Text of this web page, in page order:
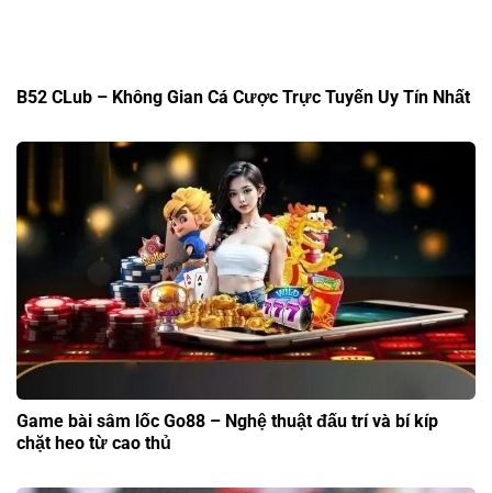
B52 CLub – Không Gian Cá Cược Trực Tuyến Uy Tín Nhất
Game bài sâm lốc Go88 – Nghệ thuật đấu trí và bí kíp
chặt heo từ cao thủ